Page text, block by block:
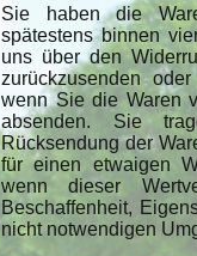
Sie haben die
spätestens binnen
uns über den
zurückzusenden
wenn Sie die Waren
absenden. Sie
Rücksendung der
für einen etwaigen
wenn dieser
Beschaffenheit,
nicht notwendigen